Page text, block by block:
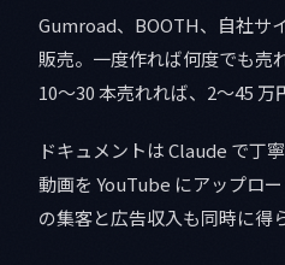
Gumroad、BOOTH、自社サ
販売。一度作れば何度でも売
10〜30 本売れれば、2〜45 万
ドキュメントは Claude で丁
動画を YouTube にアップロ
の集客と広告収入も同時に得